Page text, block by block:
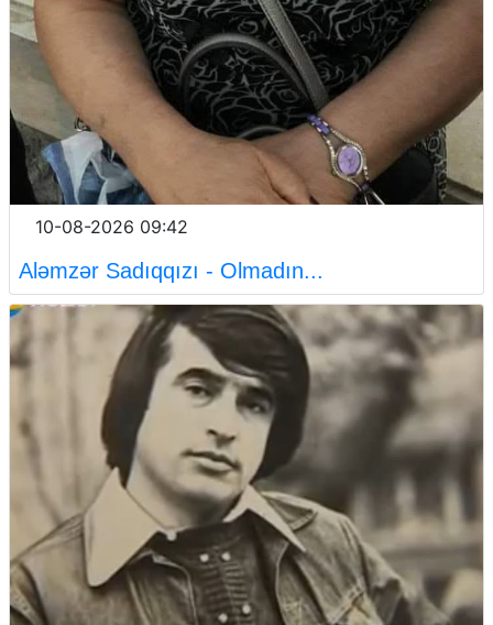
10-08-2026 09:42
Aləmzər Sadıqqızı - Olmadın...